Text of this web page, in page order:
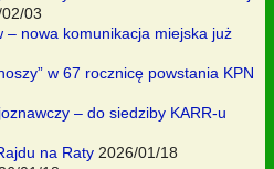
03
– nowa komunikacja miejska już
w 67 rocznicę powstania KPN
– do siedziby KARR-u
na Raty 2026/01/18